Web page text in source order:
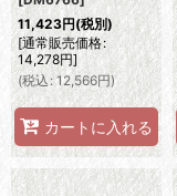
11,423円(税別)
[通常販売価格:
14,278円]
(税込 : 12,566円)
カートに入れる